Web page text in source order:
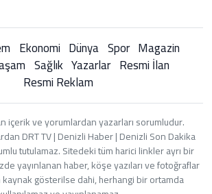
Ekonomi Dünya Spor Magazin
Sağlık Yazarlar Resmi İlan
Resmi Reklam
içerik ve yorumlardan yazarları sorumludur.
DRT TV | Denizli Haber | Denizli Son Dakika
tutulamaz. Sitedeki tüm harici linkler ayrı bir
yayınlanan haber, köşe yazıları ve fotoğraflar
kaynak gösterilse dahi, herhangi bir ortamda